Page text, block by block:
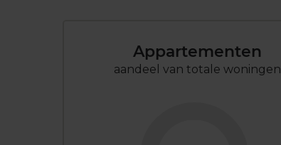
Appartementen
aandeel van totale woningen